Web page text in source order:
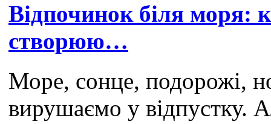
Відпочинок біля моря:
створюю…
Море, сонце, подорожі,
вирушаємо у відпустку.